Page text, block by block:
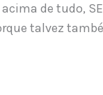
de tudo,
talvez